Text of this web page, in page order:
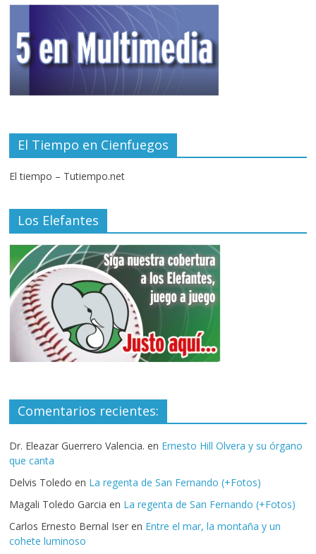
El Tiempo en Cienfuegos
El tiempo – Tutiempo.net
Los Elefantes
Comentarios recientes:
Dr. Eleazar Guerrero Valencia. en Ernesto Hill Olvera y su órgano
que canta
Delvis Toledo en La regenta de San Fernando (+Fotos)
Magali Toledo Garcia en La regenta de San Fernando (+Fotos)
Carlos Ernesto Bernal Iser en Entre el mar, la montaña y un
cohete luminoso